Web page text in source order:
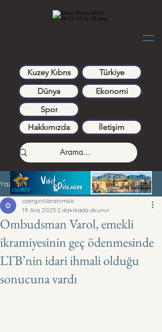
Kuzey Kıbrıs
Türkiye
Dünya
Ekonomi
Spor
Hakkımızda
İletişim
Yazı
Ombudsman Varol, emekli
ikramiyesinin geç ödenmesinde
LTB’nin idari ihmali olduğu
sonucuna vardı
ozerginliibrahimkk
19 Ara 2025 2 dakikada okunur